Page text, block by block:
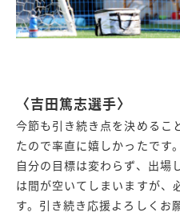
〈吉田篤志選手〉
今節も引き続き点を決めるこ
たので率直に嬉しかったです。
自分の目標は変わらず、出場
は間が空いてしまいますが、
す。引き続き応援よろしくお